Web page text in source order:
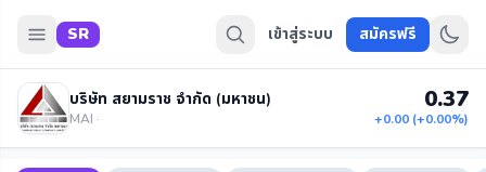
SR เข้าสู่ระบบ สมัครฟรี
บริษัท สยามราช จำกัด (มหาชน)
MAI ·
0.37
+0.00 (+0.00%)